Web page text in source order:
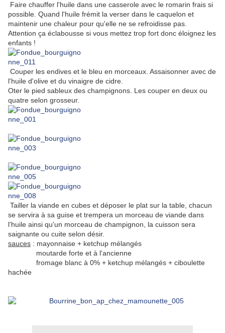
Faire chauffer l'huile dans une casserole avec le romarin frais si
possible. Quand l'huile frémit la verser dans le caquelon et
maintenir une chaleur pour qu'elle ne se refroidisse pas.
Attention ça éclabousse si vous mettez trop fort donc éloignez les
enfants !
Couper les endives et le bleu en morceaux. Assaisonner avec de
l'huile d'olive et du vinaigre de cidre.
Oter le pied sableux des champignons. Les couper en deux ou
quatre selon grosseur.
Tailler la viande en cubes et déposer le plat sur la table, chacun
se servira à sa guise et trempera un morceau de viande dans
l'huile ainsi qu'un morceau de champignon, la cuisson sera
saignante ou cuite selon désir.
sauces : mayonnaise + ketchup mélangés
moutarde forte et à l'ancienne
fromage blanc à 0% + ketchup mélangés + ciboulette
hachée